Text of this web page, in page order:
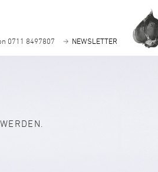
0711 8497807 NEWSLETTER
WERDEN.